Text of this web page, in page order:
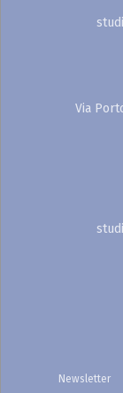
Via
Newsletter